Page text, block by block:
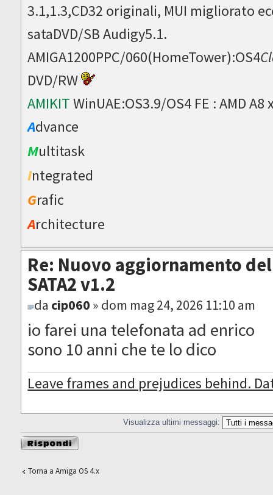
3.1,1.3,CD32 originali, MUI migliorato
sataDVD/SB Audigy5.1.
AMIGA1200PPC/060(HomeTower):OS4
DVD/RW
AMIKITWinUAE:OS3.9/OS4 FE : AMD A8
Advance
Multitask
Integrated
Grafic
Architecture
Re: Nuovo aggiornamento
SATA2 v1.2
da cip060 » dom mag 24, 2026 11:10 am
io farei una telefonata ad enrico
sono 10 anni che te lo dico
Leave frames and prejudices behind.
Visualizza ultimi messaggi:
Rispondi al
messaggio
Torna a Amiga OS 4.x